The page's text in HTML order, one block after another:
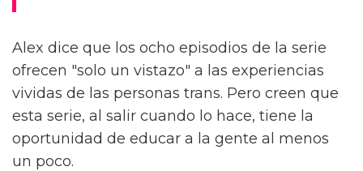
Alex dice que los ocho episodios de la serie
ofrecen "solo un vistazo" a las experiencias
vividas de las personas trans. Pero creen que
esta serie, al salir cuando lo hace, tiene la
oportunidad de educar a la gente al menos
un poco.